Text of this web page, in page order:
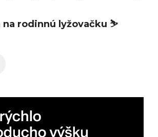
na rodinnú lyžovačku ⛷️